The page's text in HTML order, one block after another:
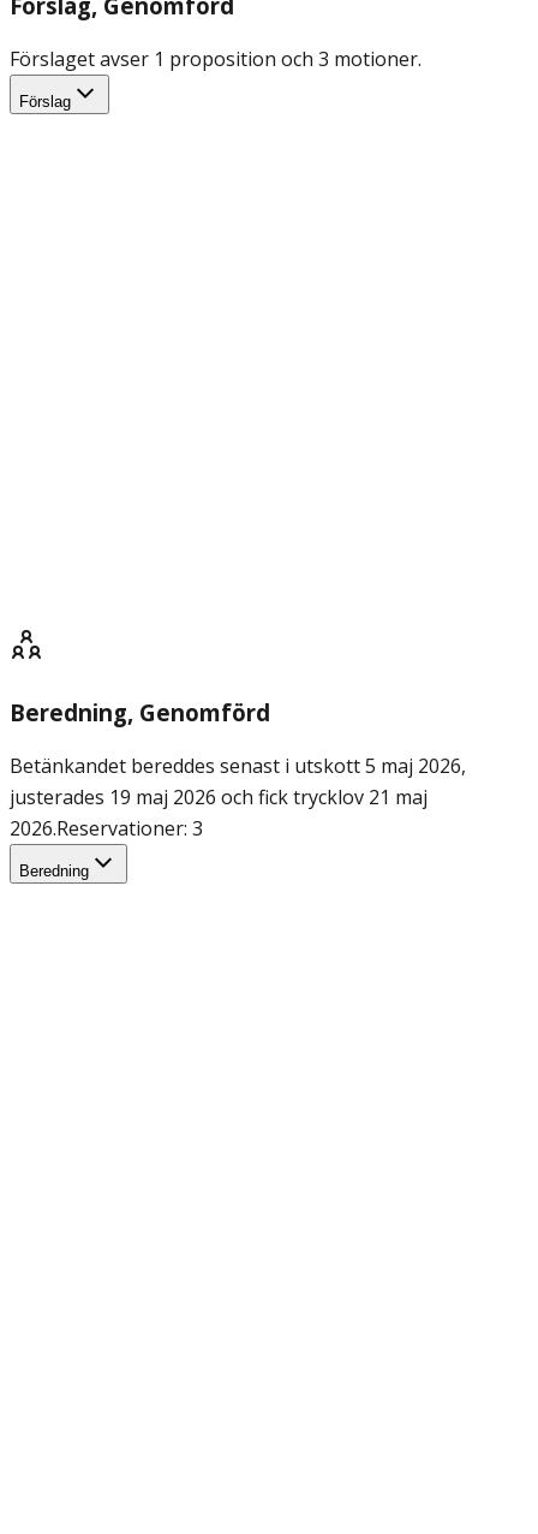
Förslaget avser 1 proposition och 3 motioner.
Förslag
Beredning, Genomförd
Betänkandet bereddes senast i utskott 5 maj 2026,
justerades 19 maj 2026 och fick trycklov 21 maj
2026.Reservationer: 3
Beredning